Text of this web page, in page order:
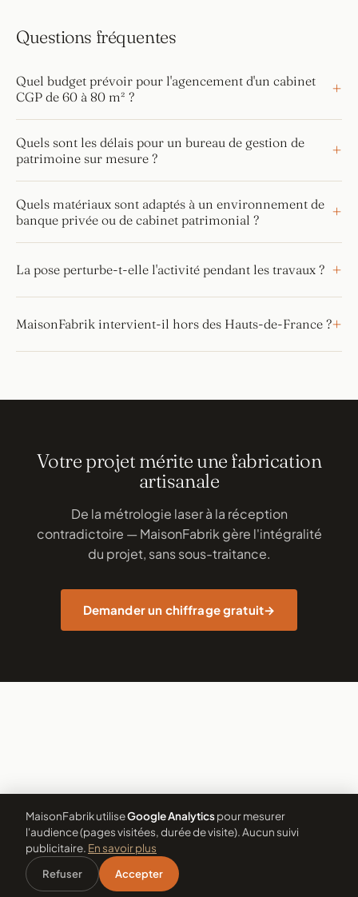
MaisonFabrik utiliseGoogle Analyticspour mesurer
l'audience (pages visitées, durée de visite). Aucun suivi
publicitaire. En savoir plus
Refuser Accepter
Questions fréquentes
Quel budget prévoir pour l'agencement d'un cabinet
CGP de 60 à 80 m² ?
Quels sont les délais pour un bureau de gestion de
patrimoine sur mesure ?
Quels matériaux sont adaptés à un environnement de
banque privée ou de cabinet patrimonial ?
La pose perturbe-t-elle l'activité pendant les travaux ?
MaisonFabrik intervient-il hors des Hauts-de-France ?
Votre projet mérite une fabrication
artisanale
De la métrologie laser à la réception
contradictoire — MaisonFabrik gère l'intégralité
du projet, sans sous-traitance.
Demander un chiffrage gratuit